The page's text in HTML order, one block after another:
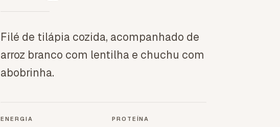
Filé de tilápia cozida, acompanhado de
arroz branco com lentilha e chuchu com
abobrinha.
ENERGIA PROTEÍNA